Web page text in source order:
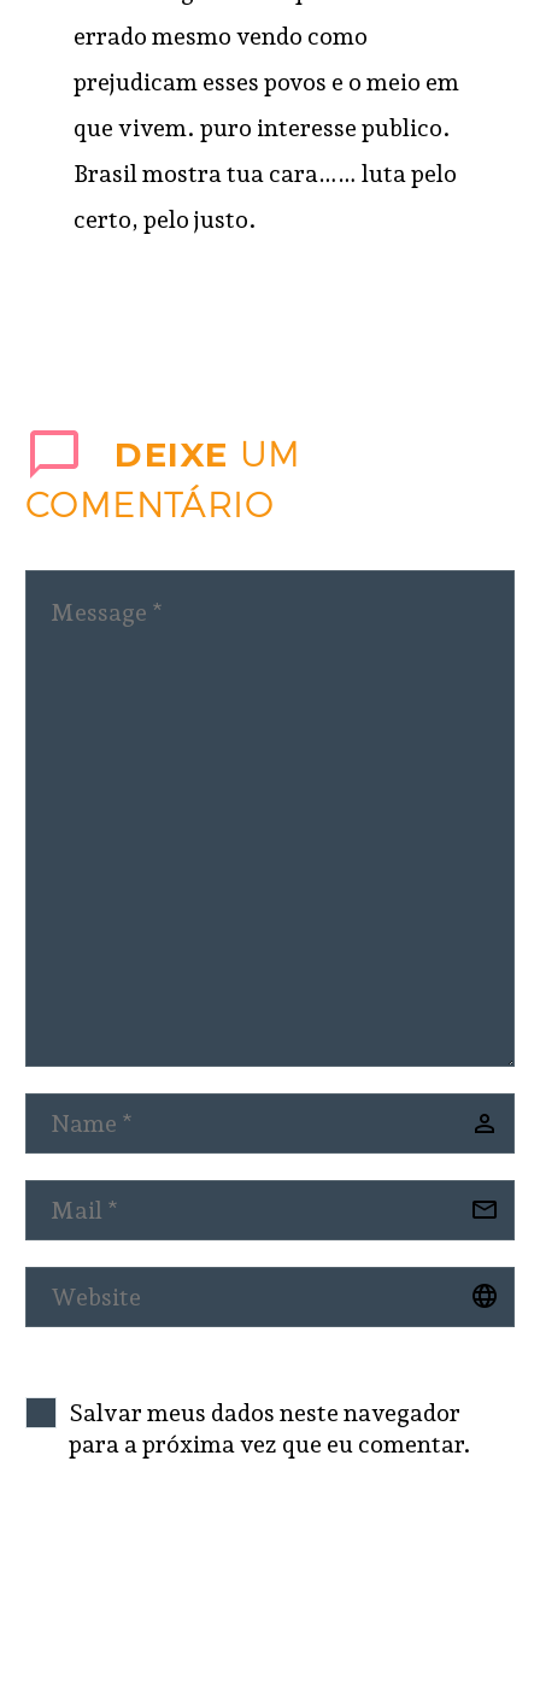
errado mesmo vendo como
prejudicam esses povos e o meio em
que vivem. puro interesse publico.
Brasil mostra tua cara…… luta pelo
certo, pelo justo.
DEIXE UM
COMENTÁRIO
Salvar meus dados neste navegador
para a próxima vez que eu comentar.